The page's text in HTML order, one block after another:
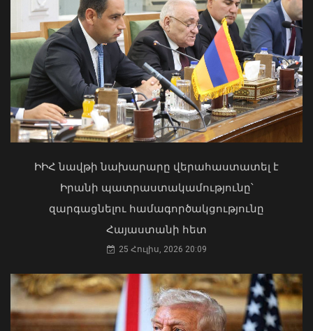
վերադարձվել. մանրամասներ է Աննա
Վարդապետյանը
06 Օգոստոս, 2026 10:30
Եթե սահմանվածից երկար մնաք
Միացյալ Նահանգներում, դա կարող է
հանգեցնել հետագայում ԱՄՆ մուտքի
Երևանի Կենտրոնում պետության
սեփականության իրավունքն է
տարածքի և հողամասի նկատմամբ
31 Հուլիս, 2026 15:26
ԻԻՀ նավթի նախարարը վերահաստատել է
Իրանի պատրաստակամությունը՝
զարգացնելու համագործակցությունը
Հայաստանի հետ
25 Հուլիս, 2026 20:09